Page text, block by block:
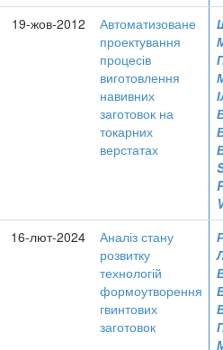
19-жов-2012
Автоматизоване
проектування
процесів
виготовлення
навивних
заготовок на
токарних
верстатах
16-лют-2024
Аналіз стану
розвитку
технологій
формоутворення
гвинтових
заготовок